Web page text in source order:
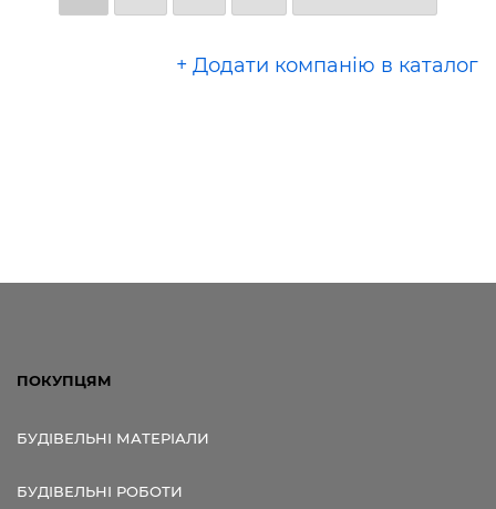
+ Додати компанію в каталог
ПОКУПЦЯМ
БУДІВЕЛЬНІ МАТЕРІАЛИ
БУДІВЕЛЬНІ РОБОТИ